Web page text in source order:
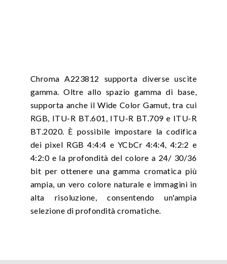
Chroma A223812 supporta diverse uscite
gamma. Oltre allo spazio gamma di base,
supporta anche il Wide Color Gamut, tra cui
RGB, ITU-R BT.601, ITU-R BT.709 e ITU-R
BT.2020. È possibile impostare la codifica
dei pixel RGB 4:4:4 e YCbCr 4:4:4, 4:2:2 e
4:2:0 e la profondità del colore a 24/ 30/36
bit per ottenere una gamma cromatica più
ampia, un vero colore naturale e immagini in
alta risoluzione, consentendo un'ampia
selezione di profondità cromatiche.